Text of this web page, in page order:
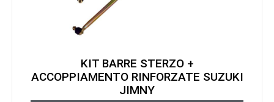
KIT BARRE STERZO +
ACCOPPIAMENTO RINFORZATE SUZUKI
JIMNY